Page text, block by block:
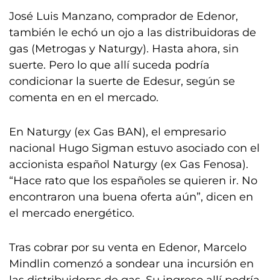
José Luis Manzano, comprador de Edenor,
también le echó un ojo a las distribuidoras de
gas (Metrogas y Naturgy). Hasta ahora, sin
suerte. Pero lo que allí suceda podría
condicionar la suerte de Edesur, según se
comenta en en el mercado.
En Naturgy (ex Gas BAN), el empresario
nacional Hugo Sigman estuvo asociado con el
accionista español Naturgy (ex Gas Fenosa).
“Hace rato que los españoles se quieren ir. No
encontraron una buena oferta aún”, dicen en
el mercado energético.
Tras cobrar por su venta en Edenor, Marcelo
Mindlin comenzó a sondear una incursión en